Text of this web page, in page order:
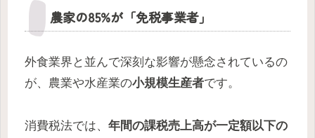
農家の85%が「免税事業者」
外食業界と並んで深刻な影響が懸念されているの
が、農業や水産業の小規模生産者です。
消費税法では、 年間の課税売上高が一定額以下の